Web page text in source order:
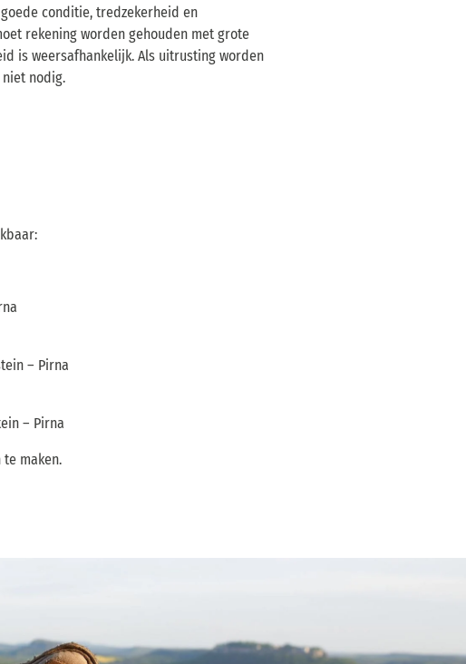
conditie, tredzekerheid en
rekening worden gehouden met grote
is weersafhankelijk. Als uitrusting worden
niet nodig.
– Pirna
– Pirna
maken.